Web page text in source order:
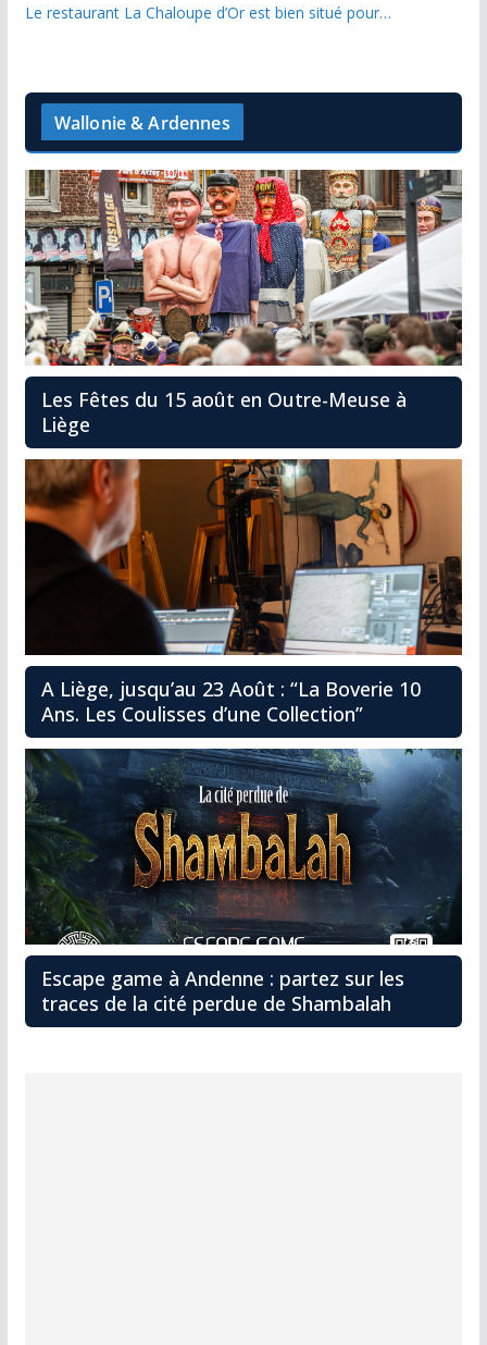
Le restaurant La Chaloupe d’Or est bien situé pour…
Wallonie & Ardennes
Les Fêtes du 15 août en Outre-Meuse à
Liège
A Liège, jusqu’au 23 Août : “La Boverie 10
Ans. Les Coulisses d’une Collection”
Escape game à Andenne : partez sur les
traces de la cité perdue de Shambalah